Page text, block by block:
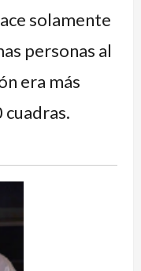
solamente
personas al
era más